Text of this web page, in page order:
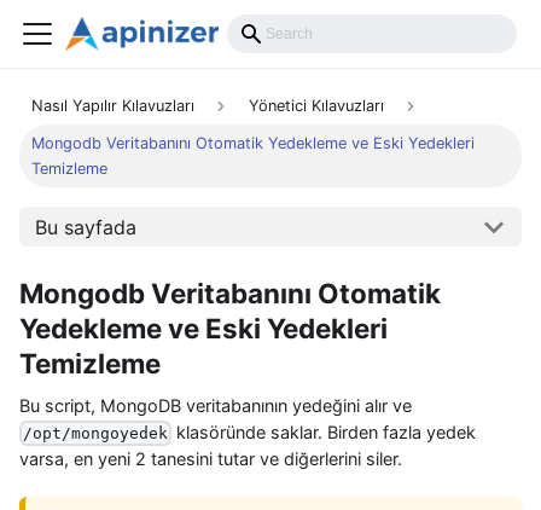
Nasıl Yapılır Kılavuzları Yönetici Kılavuzları
Mongodb Veritabanını Otomatik Yedekleme ve Eski Yedekleri
Temizleme
Bu sayfada
Mongodb Veritabanını Otomatik
Yedekleme ve Eski Yedekleri
Temizleme
Bu script, MongoDB veritabanının yedeğini alır ve
/opt/mongoyedek klasöründe saklar. Birden fazla yedek
varsa, en yeni 2 tanesini tutar ve diğerlerini siler.